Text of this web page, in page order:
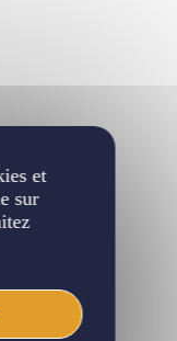
et
sur